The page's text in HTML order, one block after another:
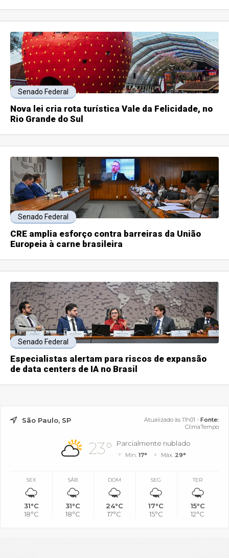
Senado Federal
Nova lei cria rota turística Vale da Felicidade, no
Rio Grande do Sul
Senado Federal
CRE amplia esforço contra barreiras da União
Europeia à carne brasileira
Senado Federal
Especialistas alertam para riscos de expansão
de data centers de IA no Brasil
São Paulo, SP Atualizado às 11h01 - Fonte:
ClimaTempo
23° Parcialmente nublado
Mín.17° Máx. 29°
SEX
31°C
18°C
SÁB
31°C
18°C
DOM
24°C
17°C
SEG
17°C
15°C
TER
15°C
12°C